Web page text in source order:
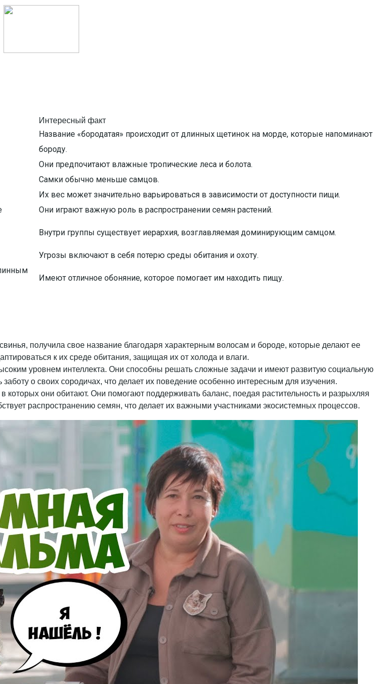
Интересный факт
Название «бородатая» происходит от длинных щетинок на морде, которые напоминают
бороду.
Они предпочитают влажные тропические леса и болота.
Самки обычно меньше самцов.
Их вес может значительно варьироваться в зависимости от доступности пищи.
Они играют важную роль в распространении семян растений.
Внутри группы существует иерархия, возглавляемая доминирующим самцом.
Угрозы включают в себя потерю среды обитания и охоту.
Имеют отличное обоняние, которое помогает им находить пищу.
получила свое название благодаря характерным волосам и бороде, которые делают ее
к их среде обитания, защищая их от холода и влаги.
уровнем интеллекта. Они способны решать сложные задачи и имеют развитую социальную
о своих сородичах, что делает их поведение особенно интересным для изучения.
которых они обитают. Они помогают поддерживать баланс, поедая растительность и разрыхляя
распространению семян, что делает их важными участниками экосистемных процессов.